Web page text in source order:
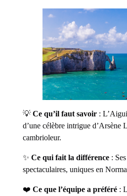
💡Ce qu’il faut savoir :
d’une célèbre intrigue d’Arsène
cambrioleur.
✨Ce qui fait la différence :
spectaculaires, uniques en
❤️ Ce que l’équipe a préféré :